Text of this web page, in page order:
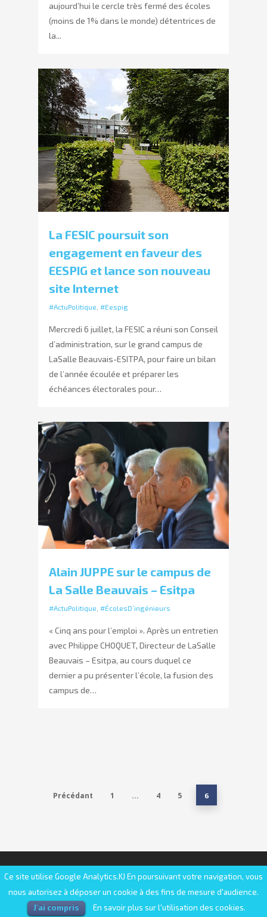
aujourd’hui le cercle très fermé des écoles
(moins de 1% dans le monde) détentrices de
la...
La FESIC poursuit son
engagement en faveur des
EESPIG et lance son nouveau
site Internet
#ActuPolitique #Eespig
Mercredi 6 juillet, la FESIC a réuni son Conseil
d’administration, sur le grand campus de
LaSalle Beauvais-ESITPA, pour faire un bilan
de l’année écoulée et préparer les
échéances électorales pour…
Alain JUPPE sur le campus de
La Salle Beauvais – Esitpa
#ActuPolitique #ÉcolesD’ingénieurs
« Cinq ans pour l’emploi ». Après un entretien
avec Philippe CHOQUET, Directeur de LaSalle
Beauvais – Esitpa, au cours duquel ce
dernier a pu présenter l’école, la fusion des
campus de…
Précédant 1 … 4 5 6
© 2025 FESIC | Fédération des établissements
Ce site utilise Google Analytics.KJ En poursuivant votre navigation, vous
nous autorisez à déposer un cookie à des fins de mesure d'audience.
J'ai compris
En savoir plus sur l'utilisation des cookies.